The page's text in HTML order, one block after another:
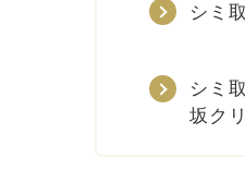
シミ
シミ
坂ク